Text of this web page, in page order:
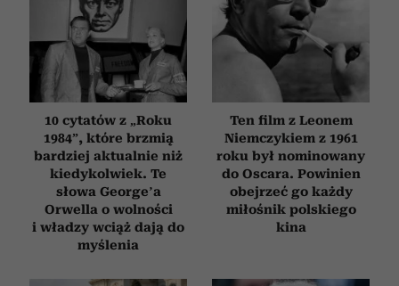
10 cytatów z „Roku
1984”, które brzmią
bardziej aktualnie niż
kiedykolwiek. Te
słowa George’a
Orwella o wolności
i władzy wciąż dają do
myślenia
Ten film z Leonem
Niemczykiem z 1961
roku był nominowany
do Oscara. Powinien
obejrzeć go każdy
miłośnik polskiego
kina